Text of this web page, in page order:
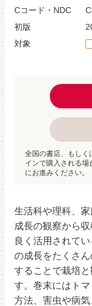
生活科や理科、家
成長の観察から
良く活用されて
の成長をたくさ
することで栽培
す。巻末にはト
方法、害虫や病
Cコード・NDC
初版
対象
全国の書店、もしく
インで購入される場
にお進みください。